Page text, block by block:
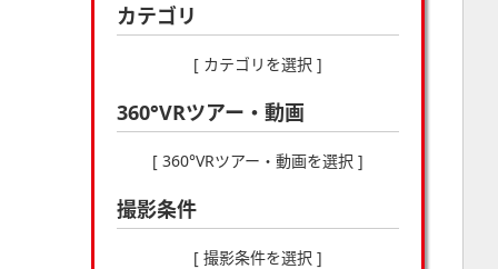
カテゴリ
[ カテゴリを選択 ]
360°VRツアー・動画
[ 360°VRツアー・動画を選択 ]
撮影条件
[ 撮影条件を選択 ]